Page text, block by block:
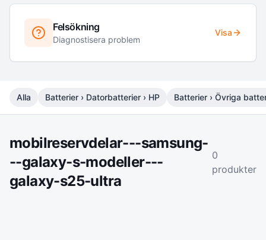
Felsökning
Diagnostisera problem
Visa
Alla Batterier › Datorbatterier › HP Batterier › Övriga
mobilreservdelar---samsung-
--galaxy-s-modeller---
galaxy-s25-ultra
0
produkter